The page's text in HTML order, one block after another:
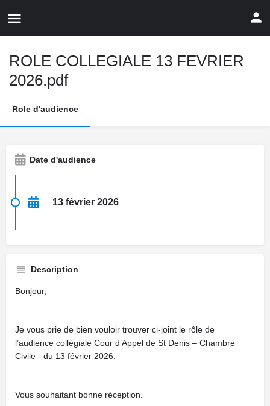
ROLE COLLEGIALE 13 FEVRIER
2026.pdf
Role d'audience
Date d'audience
13 février 2026
Description
Bonjour,
Je vous prie de bien vouloir trouver ci-joint le rôle de
l’audience collégiale Cour d’Appel de St Denis – Chambre
Civile - du 13 février 2026.
Vous souhaitant bonne réception.